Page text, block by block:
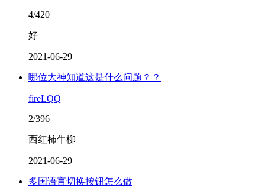
4/420
好
2021-06-29
哪位大神知道这是什么问题？？
fireLQQ
2/396
西红柿牛柳
2021-06-29
多国语言切换按钮怎么做